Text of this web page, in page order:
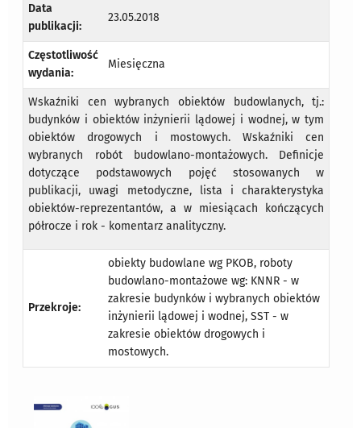
Data
publikacji:
23.05.2018
Częstotliwość
wydania:
Miesięczna
Wskaźniki cen wybranych obiektów budowlanych, tj.:
budynków i obiektów inżynierii lądowej i wodnej, w tym
obiektów drogowych i mostowych. Wskaźniki cen
wybranych robót budowlano-montażowych. Definicje
dotyczące podstawowych pojęć stosowanych w
publikacji, uwagi metodyczne, lista i charakterystyka
obiektów-reprezentantów, a w miesiącach kończących
półrocze i rok - komentarz analityczny.
Przekroje:
obiekty budowlane wg PKOB, roboty
budowlano-montażowe wg: KNNR - w
zakresie budynków i wybranych obiektów
inżynierii lądowej i wodnej, SST - w
zakresie obiektów drogowych i
mostowych.